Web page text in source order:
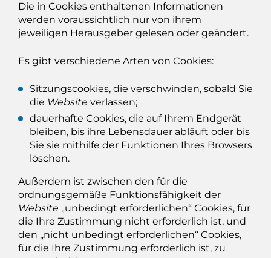
Die in Cookies enthaltenen Informationen
werden voraussichtlich nur von ihrem
jeweiligen Herausgeber gelesen oder geändert.
Es gibt verschiedene Arten von Cookies:
Sitzungscookies, die verschwinden, sobald Sie
die Website verlassen;
dauerhafte Cookies, die auf Ihrem Endgerät
bleiben, bis ihre Lebensdauer abläuft oder bis
Sie sie mithilfe der Funktionen Ihres Browsers
löschen.
Außerdem ist zwischen den für die
ordnungsgemäße Funktionsfähigkeit der
Website „unbedingt erforderlichen“ Cookies, für
die Ihre Zustimmung nicht erforderlich ist, und
den „nicht unbedingt erforderlichen“ Cookies,
für die Ihre Zustimmung erforderlich ist, zu